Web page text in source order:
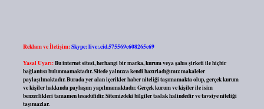
Reklam ve İletişim:Skype: live:.cid.575569c608265c69
Yasal Uyarı:Bu internet sitesi, herhangi bir marka, kurum veya şahıs şirketi ile hiçbir
bağlantısı bulunmamaktadır. Sitede yalnızca kendi hazırladığımız makaleler
paylaşılmaktadır. Burada yer alan içerikler haber niteliği taşımamakta olup, gerçek kurum
ve kişiler hakkında paylaşım yapılmamaktadır. Gerçek kurum ve kişiler ile isim
benzerlikleri tamamen tesadüfidir. Sitemizdeki bilgiler taslak halindedir ve tavsiye niteliği
taşımazlar.